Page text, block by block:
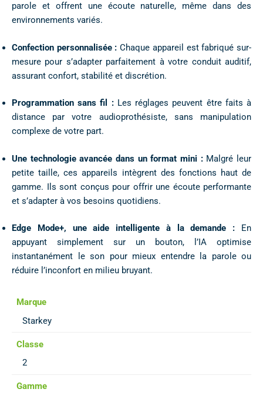
parole et offrent une écoute naturelle, même dans des
environnements variés.
Confection personnalisée :Chaque appareil est fabriqué sur-
mesure pour s’adapter parfaitement à votre conduit auditif,
assurant confort, stabilité et discrétion.
Programmation sans fil : Les réglages peuvent être faits à
distance par votre audioprothésiste, sans manipulation
complexe de votre part.
Une technologie avancée dans un format mini : Malgré leur
petite taille, ces appareils intègrent des fonctions haut de
gamme. Ils sont conçus pour offrir une écoute performante
et s’adapter à vos besoins quotidiens.
Edge Mode+, une aide intelligente à la demande : En
appuyant simplement sur un bouton, l’IA optimise
instantanément le son pour mieux entendre la parole ou
réduire l’inconfort en milieu bruyant.
Marque
Starkey
Classe
2
Gamme